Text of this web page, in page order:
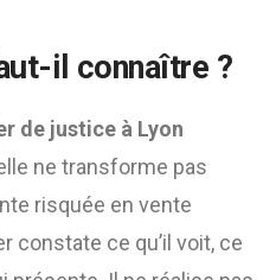
il connaître ?
de justice à Lyon
ne transforme pas
risquée en vente
constate ce qu’il voit, ce